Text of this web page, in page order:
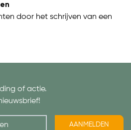
door het schrijven van een
of actie.
AANMELDEN